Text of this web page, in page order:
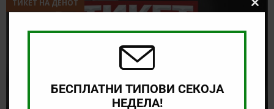
ТИКЕТ НА ДЕНОТ
БЕСПЛАТНИ ТИПОВИ СЕКОЈА
НЕДЕЛА!